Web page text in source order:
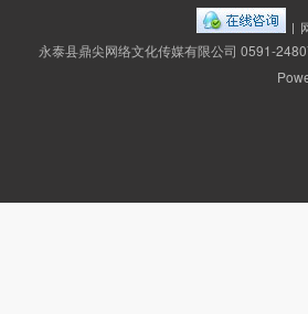
|
永泰县鼎尖网络文化传媒有限公司 0591-